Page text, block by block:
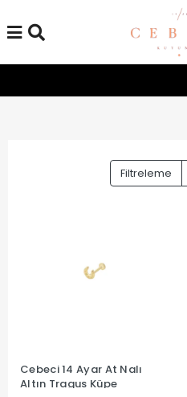
Filtreleme
Cebeci 14 Ayar At Nalı
Altın Tragus Küpe